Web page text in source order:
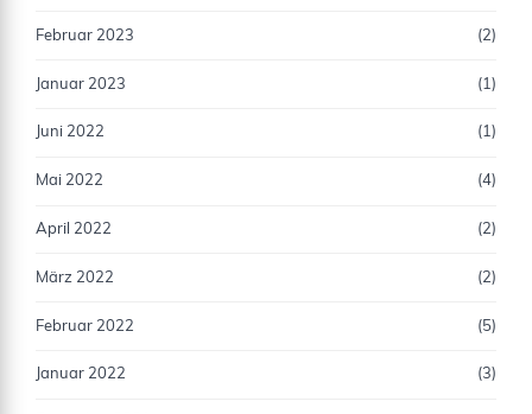
Februar 2023 (2)
Januar 2023 (1)
Juni 2022 (1)
Mai 2022 (4)
April 2022 (2)
März 2022 (2)
Februar 2022 (5)
Januar 2022 (3)